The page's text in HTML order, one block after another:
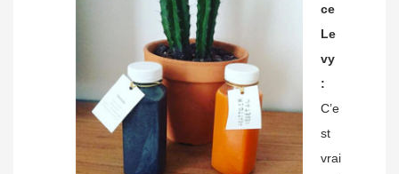
ce
Le
vy
:
C’e
st
vrai